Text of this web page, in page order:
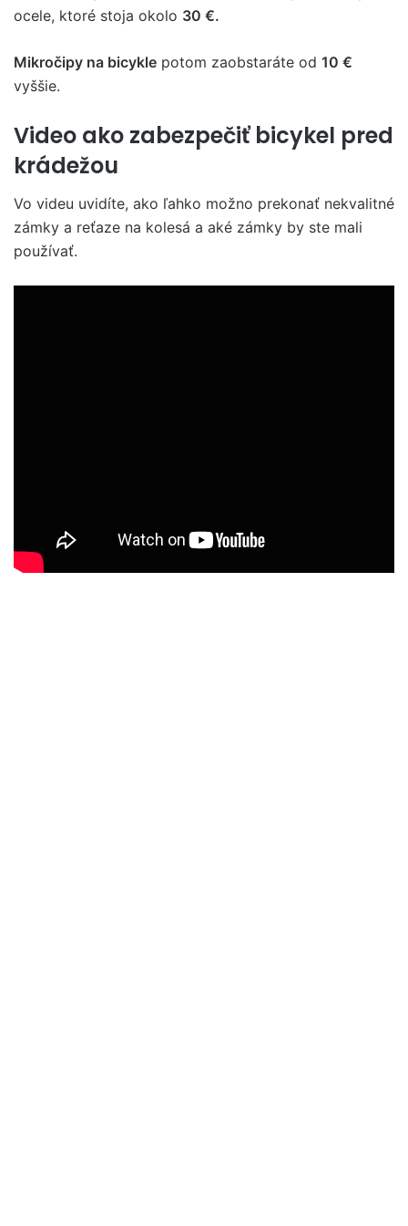
ocele, ktoré stoja okolo 30 €.
Mikročipy na bicykle potom zaobstaráte od 10 €
vyššie.
Video ako zabezpečiť bicykel pred
krádežou
Vo videu uvidíte, ako ľahko možno prekonať nekvalitné
zámky a reťaze na kolesá a aké zámky by ste mali
používať.